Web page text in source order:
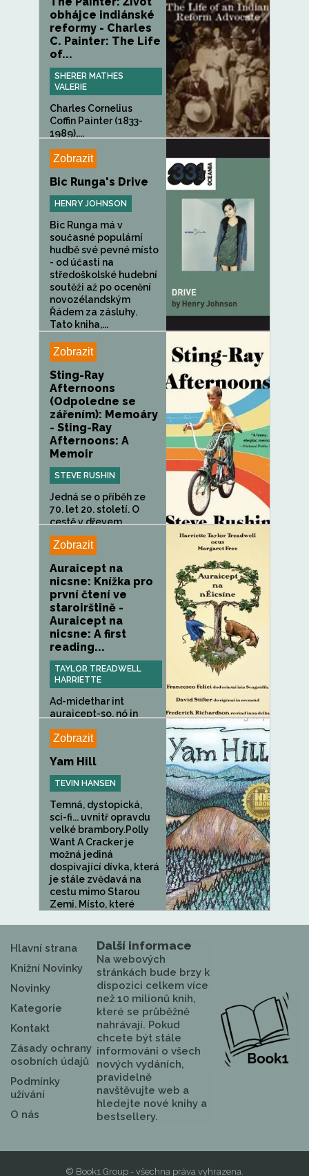
obhájce indiánské
reformy - Charles
C. Painter: The Life
of...
SHERER MATHES
VALERIE
Charles Cornelius
Coffin Painter (1833-
1989),...
Zobrazit
Bic Runga's Drive
HENRY JOHNSON
Bic Runga má v
současné populární
hudbě své pevné místo
- od účasti na
středoškolské hudební
soutěži až po ocenění
novozélandským
Řádem za zásluhy.
Tato kniha,...
Zobrazit
Sting-Ray
Afternoons
(Odpoledne se
zářením): Memoáry
- Sting-Ray
Afternoons: A
Memoir
STEVE RUSHIN
Jedná se o příběh ze
70. let 20. století. O
cestě v dřevem...
Zobrazit
Auraicept na
nicsne: Knížka pro
první čtení ve
staroirštině -
Auraicept na
nicsne: A first
reading...
TAYLOR TREADWELL
HARRIETTE
Ad-midethar int
auraicept-so, nó in
Zobrazit
Yam Hill
TEVIN HANSEN
Temná, dystopická,
sci-fi... uvnitř opravdu
velké brambory.Polly
Want A Cracker je
možná jediná
dospívající dívka, která
je stále zvědavá na
cestu mimo Starou
Zemi. Místo, které
Hlavní strana
Knižní Novinky
Novinky
Kategorie
Kontakt
Zásady ochrany
osobních údajů
Podmínky
užívání
O nás
Další informace
Na webových
stránkách bude brzy k
dispozici celkem více
než 10 milionů knih,
které se průběžně
nahrávají. Pokud
chcete být stále
informováni o všech
nových vydáních,
pravidelně
navštěvujte web a
hledejte nové knihy a
bestsellery.
© Book1 Group - všechna práva vyhrazena.